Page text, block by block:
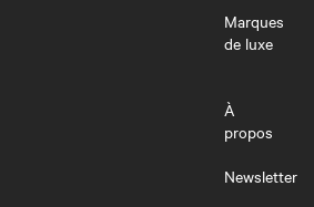
Marques
de luxe
À
propos
Newsletter